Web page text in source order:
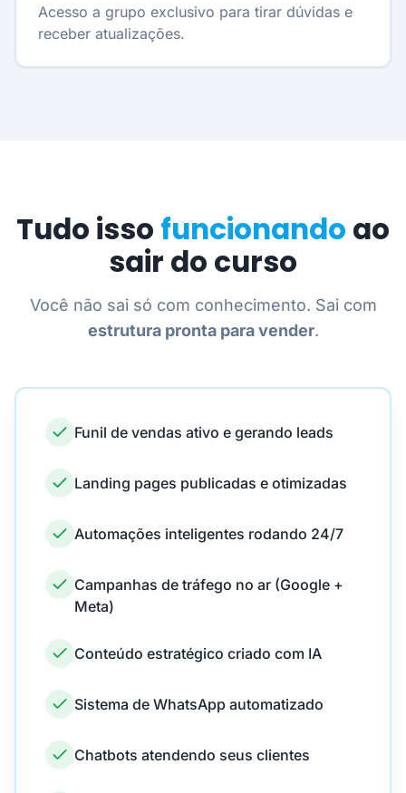
Acesso a grupo exclusivo para tirar dúvidas e
receber atualizações.
Tudo isso funcionando ao
sair do curso
Você não sai só com conhecimento. Sai com
estrutura pronta para vender.
Funil de vendas ativo e gerando leads
Landing pages publicadas e otimizadas
Automações inteligentes rodando 24/7
Campanhas de tráfego no ar (Google +
Meta)
Conteúdo estratégico criado com IA
Sistema de WhatsApp automatizado
Chatbots atendendo seus clientes